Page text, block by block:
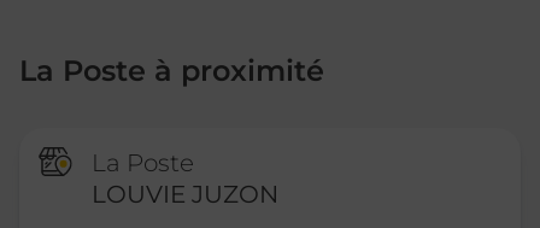
La Poste à proximité
La Poste
LOUVIE JUZON